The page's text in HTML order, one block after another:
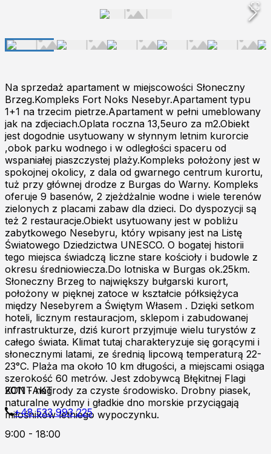
Na sprzedaż apartament w miejscowości Słoneczny
Brzeg.Kompleks Fort Noks Nesebyr.Apartament typu
1+1 na trzecim pietrze.Apartament w pełni umeblowany
jak na zdjeciach.Oplata roczna 13,5euro za m2.Obiekt
jest dogodnie usytuowany w słynnym letnim kurorcie
,obok parku wodnego i w odległości spaceru od
wspaniałej piaszczystej plaży.Kompleks położony jest w
spokojnej okolicy, z dala od gwarnego centrum kurortu,
tuż przy głównej drodze z Burgas do Warny. Kompleks
oferuje 9 basenów, 2 zjeżdżalnie wodne i wiele terenów
zielonych z placami zabaw dla dzieci. Do dyspozycji są
też 2 restauracje.Obiekt usytuowany jest w pobliżu
zabytkowego Nesebyru, który wpisany jest na Listę
Światowego Dziedzictwa UNESCO. O bogatej historii
tego miejsca świadczą liczne stare kościoły i budowle z
okresu średniowiecza.Do lotniska w Burgas ok.25km.
Słoneczny Brzeg to największy bułgarski kurort,
położony w pięknej zatoce w kształcie półksiężyca
między Nesebyrem a Świętym Własem . Dzięki setkom
hoteli, licznym restauracjom, sklepom i zabudowanej
infrastrukturze, dziś kurort przyjmuje wielu turystów z
całego świata. Klimat tutaj charakteryzuje się gorącymi i
słonecznymi latami, ze średnią lipcową temperaturą 22-
23°C. Plaża ma około 10 km długości, a miejscami osiąga
szerokość 60 metrów. Jest zdobywcą Błękitnej Flagi
2011 - nagrody za czyste środowisko. Drobny piasek,
naturalne wydmy i gładkie dno morskie przyciągają
miłośników letniego wypoczynku.
KONTAKT
+48 533 993 225
9:00 - 18:00